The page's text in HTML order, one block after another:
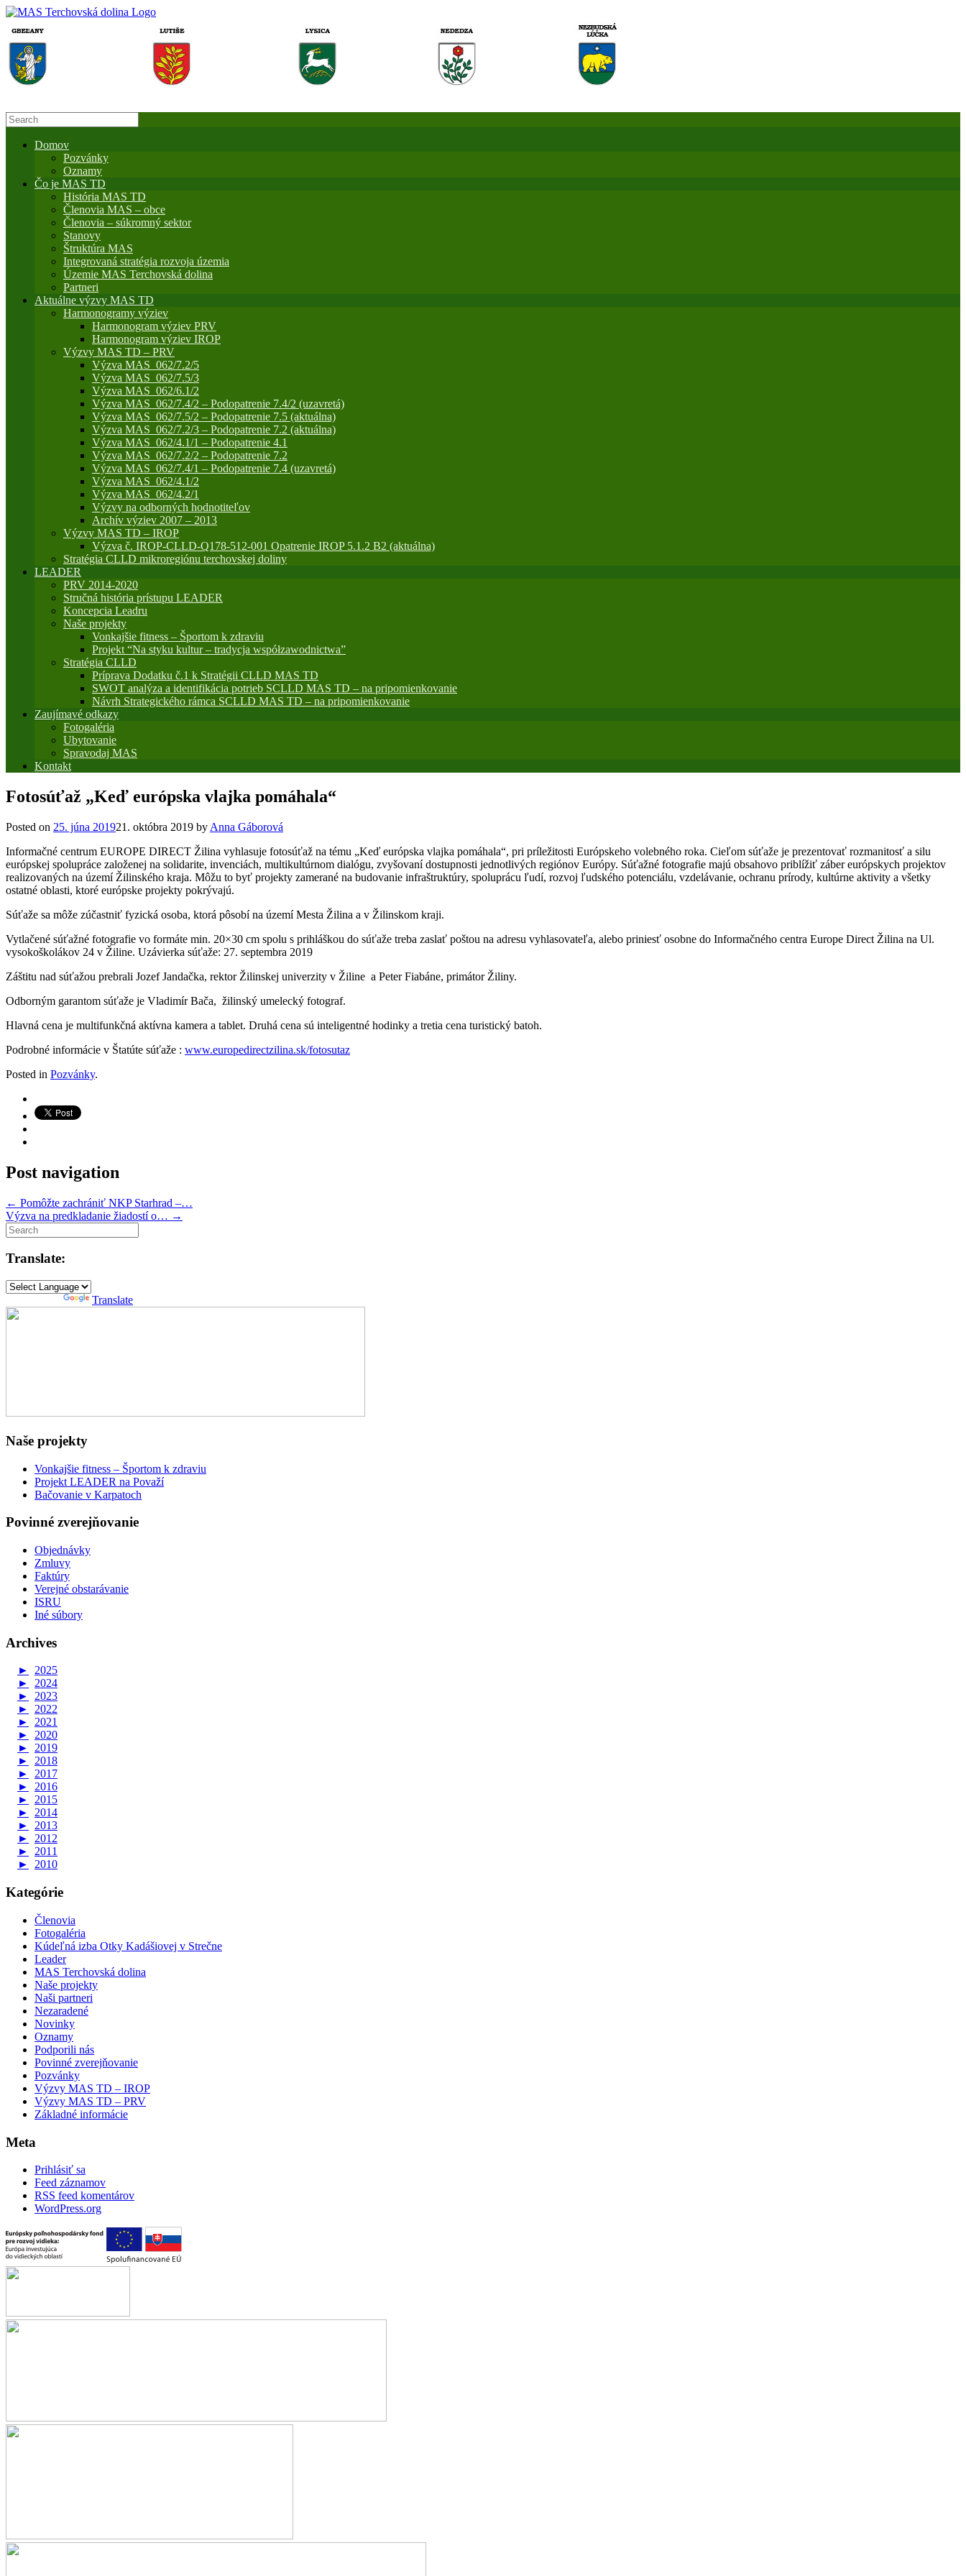
Domov
Pozvánky
Oznamy
Čo je MAS TD
História MAS TD
Členovia MAS – obce
Členovia – súkromný sektor
Stanovy
Štruktúra MAS
Integrovaná stratégia rozvoja územia
Územie MAS Terchovská dolina
Partneri
Aktuálne výzvy MAS TD
Harmonogramy výziev
Harmonogram výziev PRV
Harmonogram výziev IROP
Výzvy MAS TD – PRV
Výzva MAS_062/7.2/5
Výzva MAS_062/7.5/3
Výzva MAS_062/6.1/2
Výzva MAS_062/7.4/2 – Podopatrenie 7.4/2 (uzavretá)
Výzva MAS_062/7.5/2 – Podopatrenie 7.5 (aktuálna)
Výzva MAS_062/7.2/3 – Podopatrenie 7.2 (aktuálna)
Výzva MAS_062/4.1/1 – Podopatrenie 4.1
Výzva MAS_062/7.2/2 – Podopatrenie 7.2
Výzva MAS_062/7.4/1 – Podopatrenie 7.4 (uzavretá)
Výzva MAS_062/4.1/2
Výzva MAS_062/4.2/1
Výzvy na odborných hodnotiteľov
Archív výziev 2007 – 2013
Výzvy MAS TD – IROP
Výzva č. IROP-CLLD-Q178-512-001 Opatrenie IROP 5.1.2 B2 (aktuálna)
Stratégia CLLD mikroregiónu terchovskej doliny
LEADER
PRV 2014-2020
Stručná história prístupu LEADER
Koncepcia Leadru
Naše projekty
Vonkajšie fitness – Športom k zdraviu
Projekt “Na styku kultur – tradycja współzawodnictwa”
Stratégia CLLD
Príprava Dodatku č.1 k Stratégii CLLD MAS TD
SWOT analýza a identifikácia potrieb SCLLD MAS TD – na pripomienkovanie
Návrh Strategického rámca SCLLD MAS TD – na pripomienkovanie
Zaujímavé odkazy
Fotogaléria
Ubytovanie
Spravodaj MAS
Kontakt
Fotosúťaž „Keď európska vlajka pomáhala“
Posted on 25. júna 201921. októbra 2019 by Anna Gáborová
Informačné centrum EUROPE DIRECT Žilina vyhlasuje fotosúťaž na tému „Keď európska vlajka pomáhala“, pri príležitosti Európskeho volebného roka. Cieľom súťaže je prezentovať rozmanitosť a silu
európskej spolupráce založenej na solidarite, invenciách, multikultúrnom dialógu, zvyšovaní dostupnosti jednotlivých regiónov Európy. Súťažné fotografie majú obsahovo priblížiť záber európskych projektov
realizovaných na území Žilinského kraja. Môžu to byť projekty zamerané na budovanie infraštruktúry, spoluprácu ľudí, rozvoj ľudského potenciálu, vzdelávanie, ochranu prírody, kultúrne aktivity a všetky
ostatné oblasti, ktoré európske projekty pokrývajú.
Súťaže sa môže zúčastniť fyzická osoba, ktorá pôsobí na území Mesta Žilina a v Žilinskom kraji.
Vytlačené súťažné fotografie vo formáte min. 20×30 cm spolu s prihláškou do súťaže treba zaslať poštou na adresu vyhlasovateľa, alebo priniesť osobne do Informačného centra Europe Direct Žilina na Ul.
vysokoškolákov 24 v Žiline. Uzávierka súťaže: 27. septembra 2019
Záštitu nad súťažou prebrali Jozef Jandačka, rektor Žilinskej univerzity v Žiline a Peter Fiabáne, primátor Žiliny.
Odborným garantom súťaže je Vladimír Bača, žilinský umelecký fotograf.
Hlavná cena je multifunkčná aktívna kamera a tablet. Druhá cena sú inteligentné hodinky a tretia cena turistický batoh.
Podrobné informácie v Štatúte súťaže : www.europedirectzilina.sk/fotosutaz
Posted in Pozvánky.
Post navigation
← Pomôžte zachrániť NKP Starhrad –…
Výzva na predkladanie žiadostí o… →
Translate:
Translate
Naše projekty
Vonkajšie fitness – Športom k zdraviu
Projekt LEADER na Považí
Bačovanie v Karpatoch
Povinné zverejňovanie
Objednávky
Zmluvy
Faktúry
Verejné obstarávanie
ISRU
Iné súbory
Archives
►
2025
►
2024
►
2023
►
2022
►
2021
►
2020
►
2019
►
2018
►
2017
►
2016
►
2015
►
2014
►
2013
►
2012
►
2011
►
2010
Kategórie
Členovia
Fotogaléria
Kúdeľná izba Otky Kadášiovej v Strečne
Leader
MAS Terchovská dolina
Naše projekty
Naši partneri
Nezaradené
Novinky
Oznamy
Podporili nás
Povinné zverejňovanie
Pozvánky
Výzvy MAS TD – IROP
Výzvy MAS TD – PRV
Základné informácie
Meta
Prihlásiť sa
Feed záznamov
RSS feed komentárov
WordPress.org